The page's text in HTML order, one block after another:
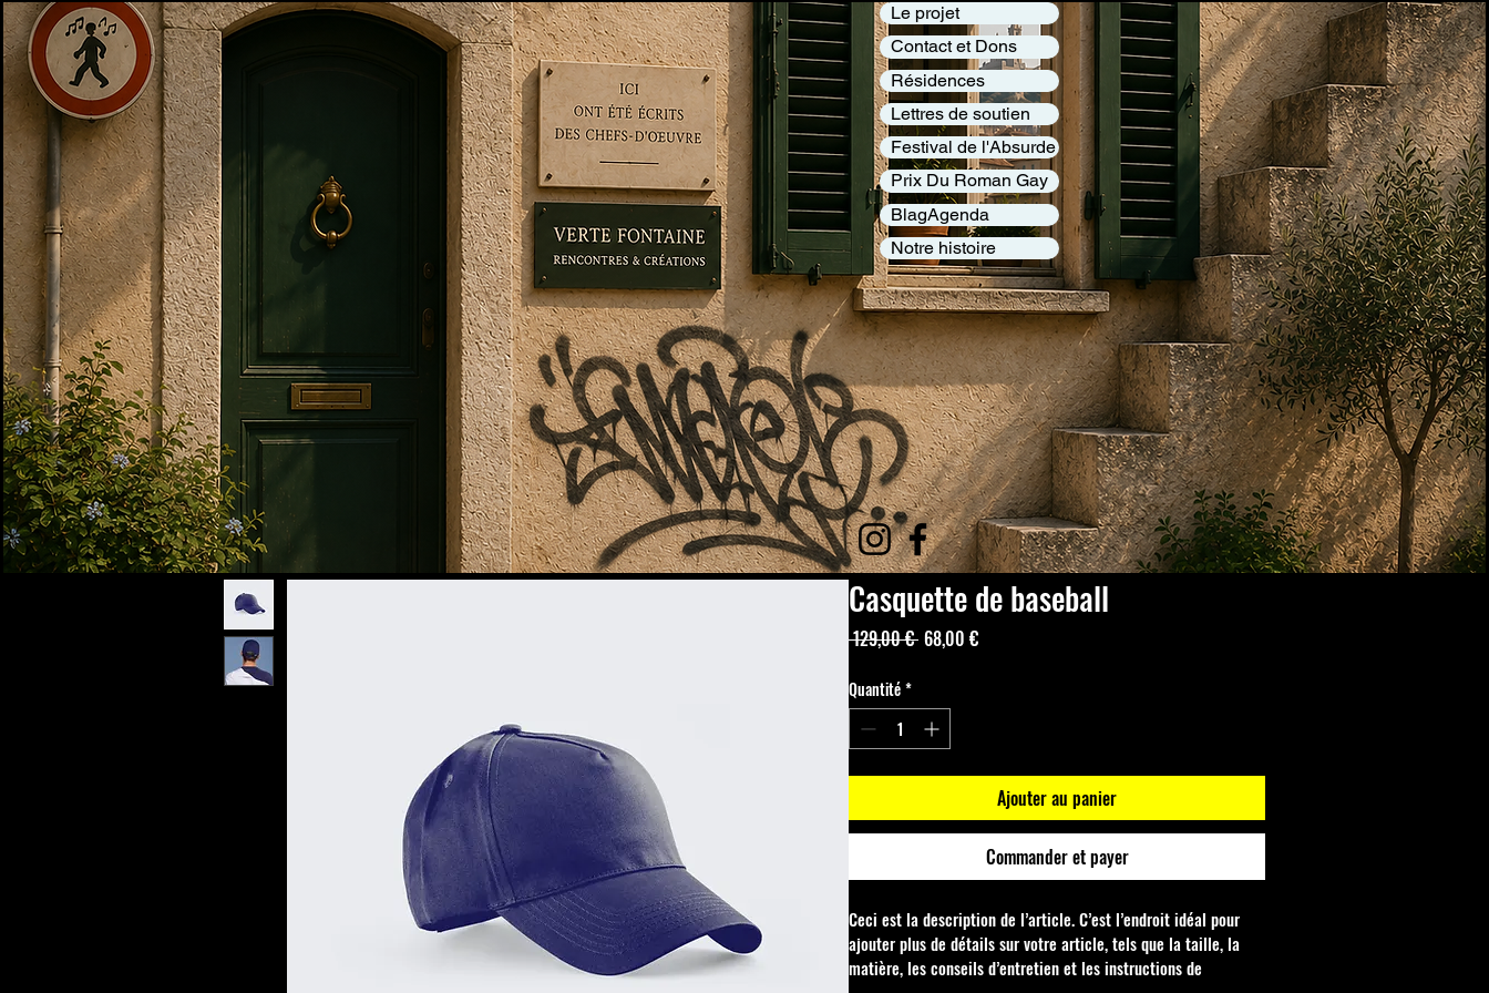
Le projet
Contact et Dons
Résidences
Lettres de soutien
Festival de l'Absurde
Prix Du Roman Gay
BlagAgenda
Notre histoire
Casquette de baseball
129,00 € Prix
68,00 €Prix
Quantité*
Ajouter au panier
Commander et payer
Ceci est la description de l’article. C’est l’endroit idéal pour
ajouter plus de détails sur votre article, tels que la taille, la
matière, les conseils d’entretien et les instructions de